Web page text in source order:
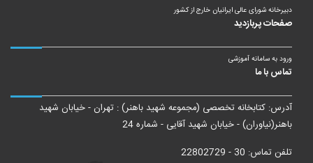
دبیرخانه شورای عالی ایرانیان خارج از کشور
صفحات پربازدید
ورود به سامانه آموزشی
تماس با ما
آدرس: کتابخانه تخصصی (مجموعه شهید باهنر) : تهران - خیابان شهید
باهنر(نیاوران) - خیابان شهید آقایی - شماره 24
تلفن تماس: 30 - 22802729